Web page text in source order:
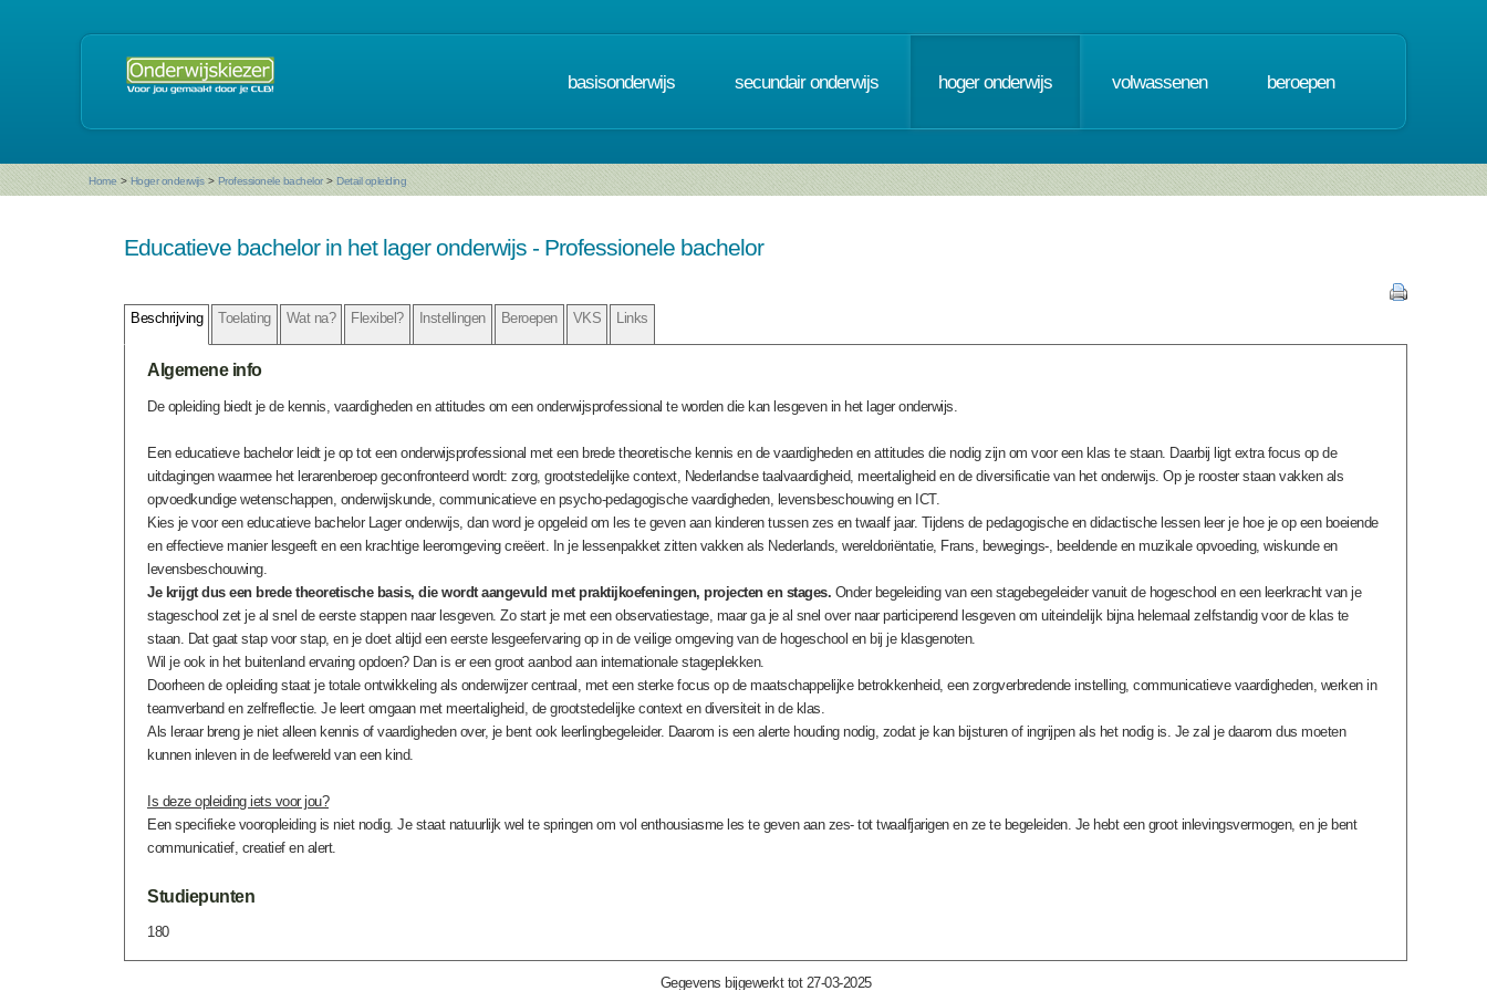
basisonderwijs secundair onderwijs hoger onderwijs volwassenen beroepen
Home > Hoger onderwijs > Professionele bachelor > Detail opleiding
Educatieve bachelor in het lager onderwijs - Professionele bachelor
Beschrijving Toelating Wat na? Flexibel? Instellingen Beroepen VKS Links
Algemene info
De opleiding biedt je de kennis, vaardigheden en attitudes om een onderwijsprofessional te worden die kan lesgeven in het lager onderwijs.
Een educatieve bachelor leidt je op tot een onderwijsprofessional met een brede theoretische kennis en de vaardigheden en attitudes die nodig zijn om voor een klas te staan. Daarbij ligt extra focus op de
uitdagingen waarmee het lerarenberoep geconfronteerd wordt: zorg, grootstedelijke context, Nederlandse taalvaardigheid, meertaligheid en de diversificatie van het onderwijs. Op je rooster staan vakken als
opvoedkundige wetenschappen, onderwijskunde, communicatieve en psycho-pedagogische vaardigheden, levensbeschouwing en ICT.
Kies je voor een educatieve bachelor Lager onderwijs, dan word je opgeleid om les te geven aan kinderen tussen zes en twaalf jaar. Tijdens de pedagogische en didactische lessen leer je hoe je op een boeiende
en effectieve manier lesgeeft en een krachtige leeromgeving creëert. In je lessenpakket zitten vakken als Nederlands, wereldoriëntatie, Frans, bewegings-, beeldende en muzikale opvoeding, wiskunde en
levensbeschouwing.
Je krijgt dus een brede theoretische basis, die wordt aangevuld met praktijkoefeningen, projecten en stages. Onder begeleiding van een stagebegeleider vanuit de hogeschool en een leerkracht van je
stageschool zet je al snel de eerste stappen naar lesgeven. Zo start je met een observatiestage, maar ga je al snel over naar participerend lesgeven om uiteindelijk bijna helemaal zelfstandig voor de klas te
staan. Dat gaat stap voor stap, en je doet altijd een eerste lesgeefervaring op in de veilige omgeving van de hogeschool en bij je klasgenoten.
Wil je ook in het buitenland ervaring opdoen? Dan is er een groot aanbod aan internationale stageplekken.
Doorheen de opleiding staat je totale ontwikkeling als onderwijzer centraal, met een sterke focus op de maatschappelijke betrokkenheid, een zorgverbredende instelling, communicatieve vaardigheden, werken in
teamverband en zelfreflectie. Je leert omgaan met meertaligheid, de grootstedelijke context en diversiteit in de klas.
Als leraar breng je niet alleen kennis of vaardigheden over, je bent ook leerlingbegeleider. Daarom is een alerte houding nodig, zodat je kan bijsturen of ingrijpen als het nodig is. Je zal je daarom dus moeten
kunnen inleven in de leefwereld van een kind.
Is deze opleiding iets voor jou?
Een specifieke vooropleiding is niet nodig. Je staat natuurlijk wel te springen om vol enthousiasme les te geven aan zes- tot twaalfjarigen en ze te begeleiden. Je hebt een groot inlevingsvermogen, en je bent
communicatief, creatief en alert.
Studiepunten
180
Gegevens bijgewerkt tot 27-03-2025